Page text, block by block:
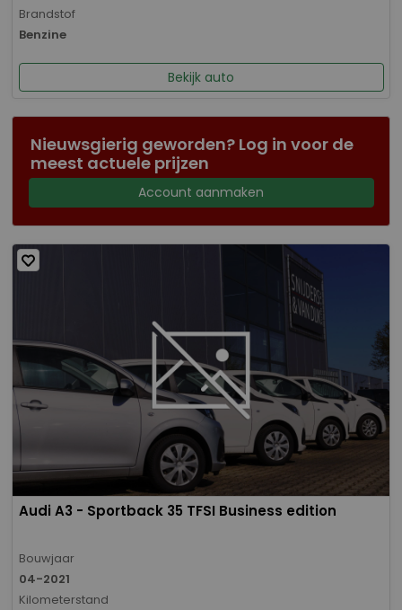
Brandstof
Benzine
Bekijk auto
Nieuwsgierig geworden? Log in voor de
meest actuele prijzen
Account aanmaken
Audi A3 - Sportback 35 TFSI Business edition
Bouwjaar
04-2021
Kilometerstand